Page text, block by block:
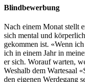
Blindbewerbung
Nach einem Monat stellt
sich mental und
gekommen ist. «Wenn
ich in einem Jahr in
er sich. Worauf warten,
Weshalb dem Wartesaal
den eigenen Werdegang